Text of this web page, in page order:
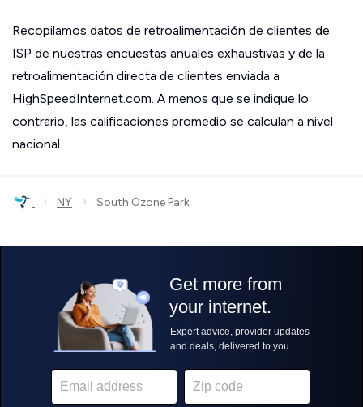
Recopilamos datos de retroalimentación de clientes de
ISP de nuestras encuestas anuales exhaustivas y de la
retroalimentación directa de clientes enviada a
HighSpeedInternet.com. A menos que se indique lo
contrario, las calificaciones promedio se calculan a nivel
nacional.
› NY › South Ozone Park